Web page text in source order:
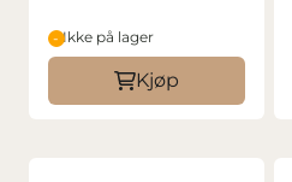
Ikke på lager
Kjøp